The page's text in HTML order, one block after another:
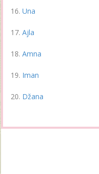
Una
Ajla
Amna
Iman
Džana